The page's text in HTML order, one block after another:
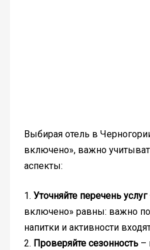
Выбирая отель в
включено», важно
аспекты:
1. Уточняйте перечень услуг
включено» равны: важно
напитки и активности
2. Проверяйте сезонность–